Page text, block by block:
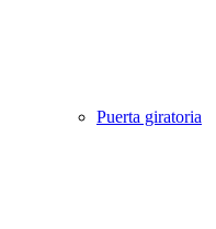
Puerta giratoria